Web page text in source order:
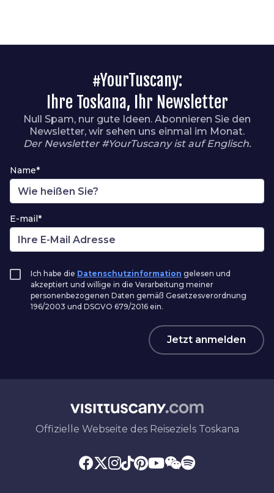
#YourTuscany:
Ihre Toskana, Ihr Newsletter
Null Spam, nur gute Ideen. Abonnieren Sie den
Newsletter, wir sehen uns einmal im Monat.
Der Newsletter #YourTuscany ist auf Englisch.
Name*
E-mail*
Ich habe die Datenschutzinformation gelesen und
akzeptiert und willige in die Verarbeitung meiner
personenbezogenen Daten gemäß Gesetzesverordnung
196/2003 und DSGVO 679/2016 ein.
Jetzt anmelden
Offizielle Webseite des Reiseziels Toskana